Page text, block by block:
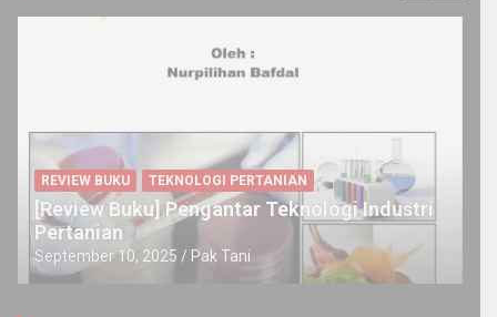
REVIEW BUKU TEKNOLOGI PERTANIAN
[Review Buku] Pengantar Teknologi Industri
Pertanian
September 10, 2025 Pak Tani